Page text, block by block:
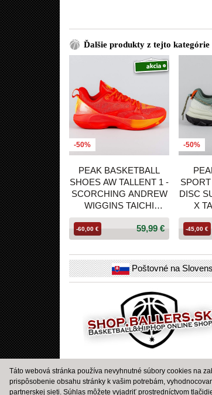
Ďalšie produkty z tejto kategórie
-50%
PEAK BASKETBALL
SHOES AW TALLENT 1 -
SCORCHING ANDREW
WIGGINS TAICHI
ULTRALIGHT P-SOON
PEAK RED59,99 €
-60,00 €
-50%
DISC
X
-45,00 €
Poštovné na
Táto webová stránka používa nevyhnutné súbory cookies na
prispôsobenie obsahu stránky k vašim potrebám,
partnerskej sieti. Súhlas môžete vyjadriť prostredníctvom